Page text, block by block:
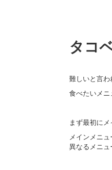
タコ
難しいと言わ
食べたいメニ
まず最初にメ
メインメニ
異なるメニュ